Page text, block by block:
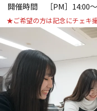
開催時間 ［PM］14:00
★ご希望の方は記念にチェキ